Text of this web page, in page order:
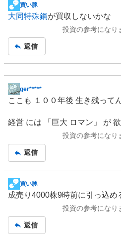
掲
示
事
買い豚
大同特殊鋼が買収しないかな
投資の参考になり
返信
掲
示
記
ger*****
ここも １００年後 生き残って
経営 には 「巨大 ロマン」 が
投資の参考になり
返信
掲
示
事
買い豚
成売り4000株9時前に引っ込め
投資の参考になり
返信